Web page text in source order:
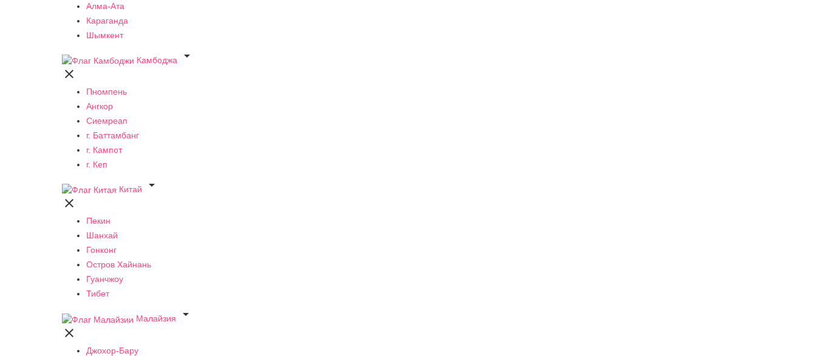
Алма-Ата
Караганда
Шымкент
Камбоджа


Пномпень
Ангкор
Сиемреап
г. Баттамбанг
г. Кампот
г. Кеп
Китай


Пекин
Шанхай
Гонконг
Остров Хайнань
Гуанчжоу
Тибет
Малайзия


Джохор-Бару